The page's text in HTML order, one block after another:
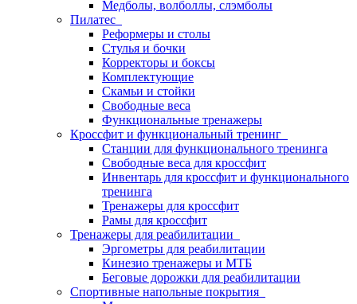
Медболы, волболлы, слэмболы
Пилатес
Реформеры и столы
Стулья и бочки
Корректоры и боксы
Комплектующие
Скамьи и стойки
Свободные веса
Функциональные тренажеры
Кроссфит и функциональный тренинг
Станции для функционального тренинга
Свободные веса для кроссфит
Инвентарь для кроссфит и функционального
тренинга
Тренажеры для кроссфит
Рамы для кроссфит
Тренажеры для реабилитации
Эргометры для реабилитации
Кинезио тренажеры и МТБ
Беговые дорожки для реабилитации
Спортивные напольные покрытия